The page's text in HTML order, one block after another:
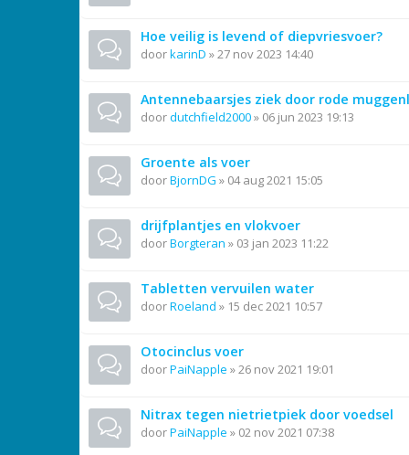
Hoe veilig is levend of diepvriesvoer?
doorkarinD »27 nov 2023 14:40
Antennebaarsjes ziek door rode
doordutchfield2000» 06 jun 2023 19:13
Groente als voer
doorBjornDG » 04 aug 2021 15:05
drijfplantjes en vlokvoer
doorBorgteran » 03 jan 2023 11:22
Tabletten vervuilen water
doorRoeland » 15 dec 2021 10:57
Otocinclus voer
doorPaiNapple »26 nov 2021 19:01
Nitrax tegen nietrietpiek door voedsel
doorPaiNapple » 02 nov 2021 07:38